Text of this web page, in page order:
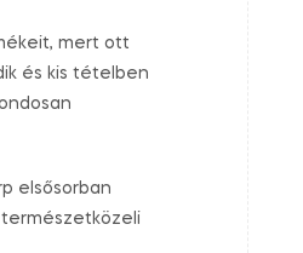
mert ott
és kis tételben
elsősorban
természetközeli